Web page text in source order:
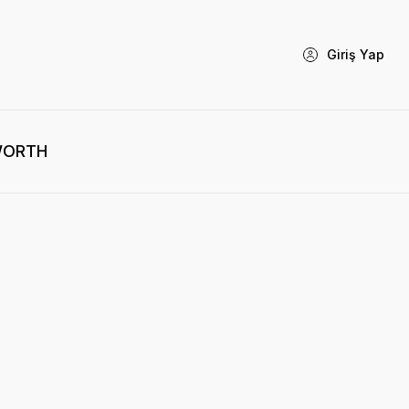
Giriş Yap